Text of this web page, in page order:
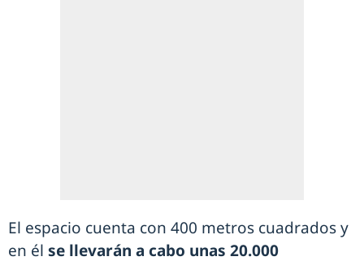
El espacio cuenta con 400 metros cuadrados y
en él se llevarán a cabo unas 20.000